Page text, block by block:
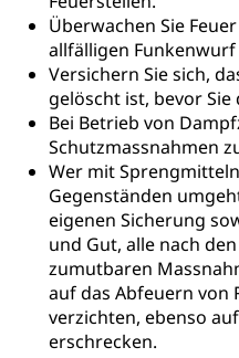
Überwachen Sie
allfälligen
Versichern Sie sich,
gelöscht ist, bevor
Bei Betrieb von
Schutzmassnahmen
Wer mit
Gegenständen
eigenen Sicherung
und Gut, alle nach
zumutbaren
auf das Abfeuern von
verzichten, ebenso
erschrecken.
AHV-
IV-
Archive und
Bücher, Bundesarchiv,
Zentral- und
Archiv der
Kulturelle
Museen, Theater,
Kunst & Kultur
Kulturförderung
Kulturpolitik,
kulturelles Angebot,
Nachwuchsförderung,
Förderung,
Werkbeitrag,